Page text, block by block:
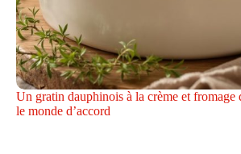
Un gratin dauphinois à la crème et fromage
le monde d’accord